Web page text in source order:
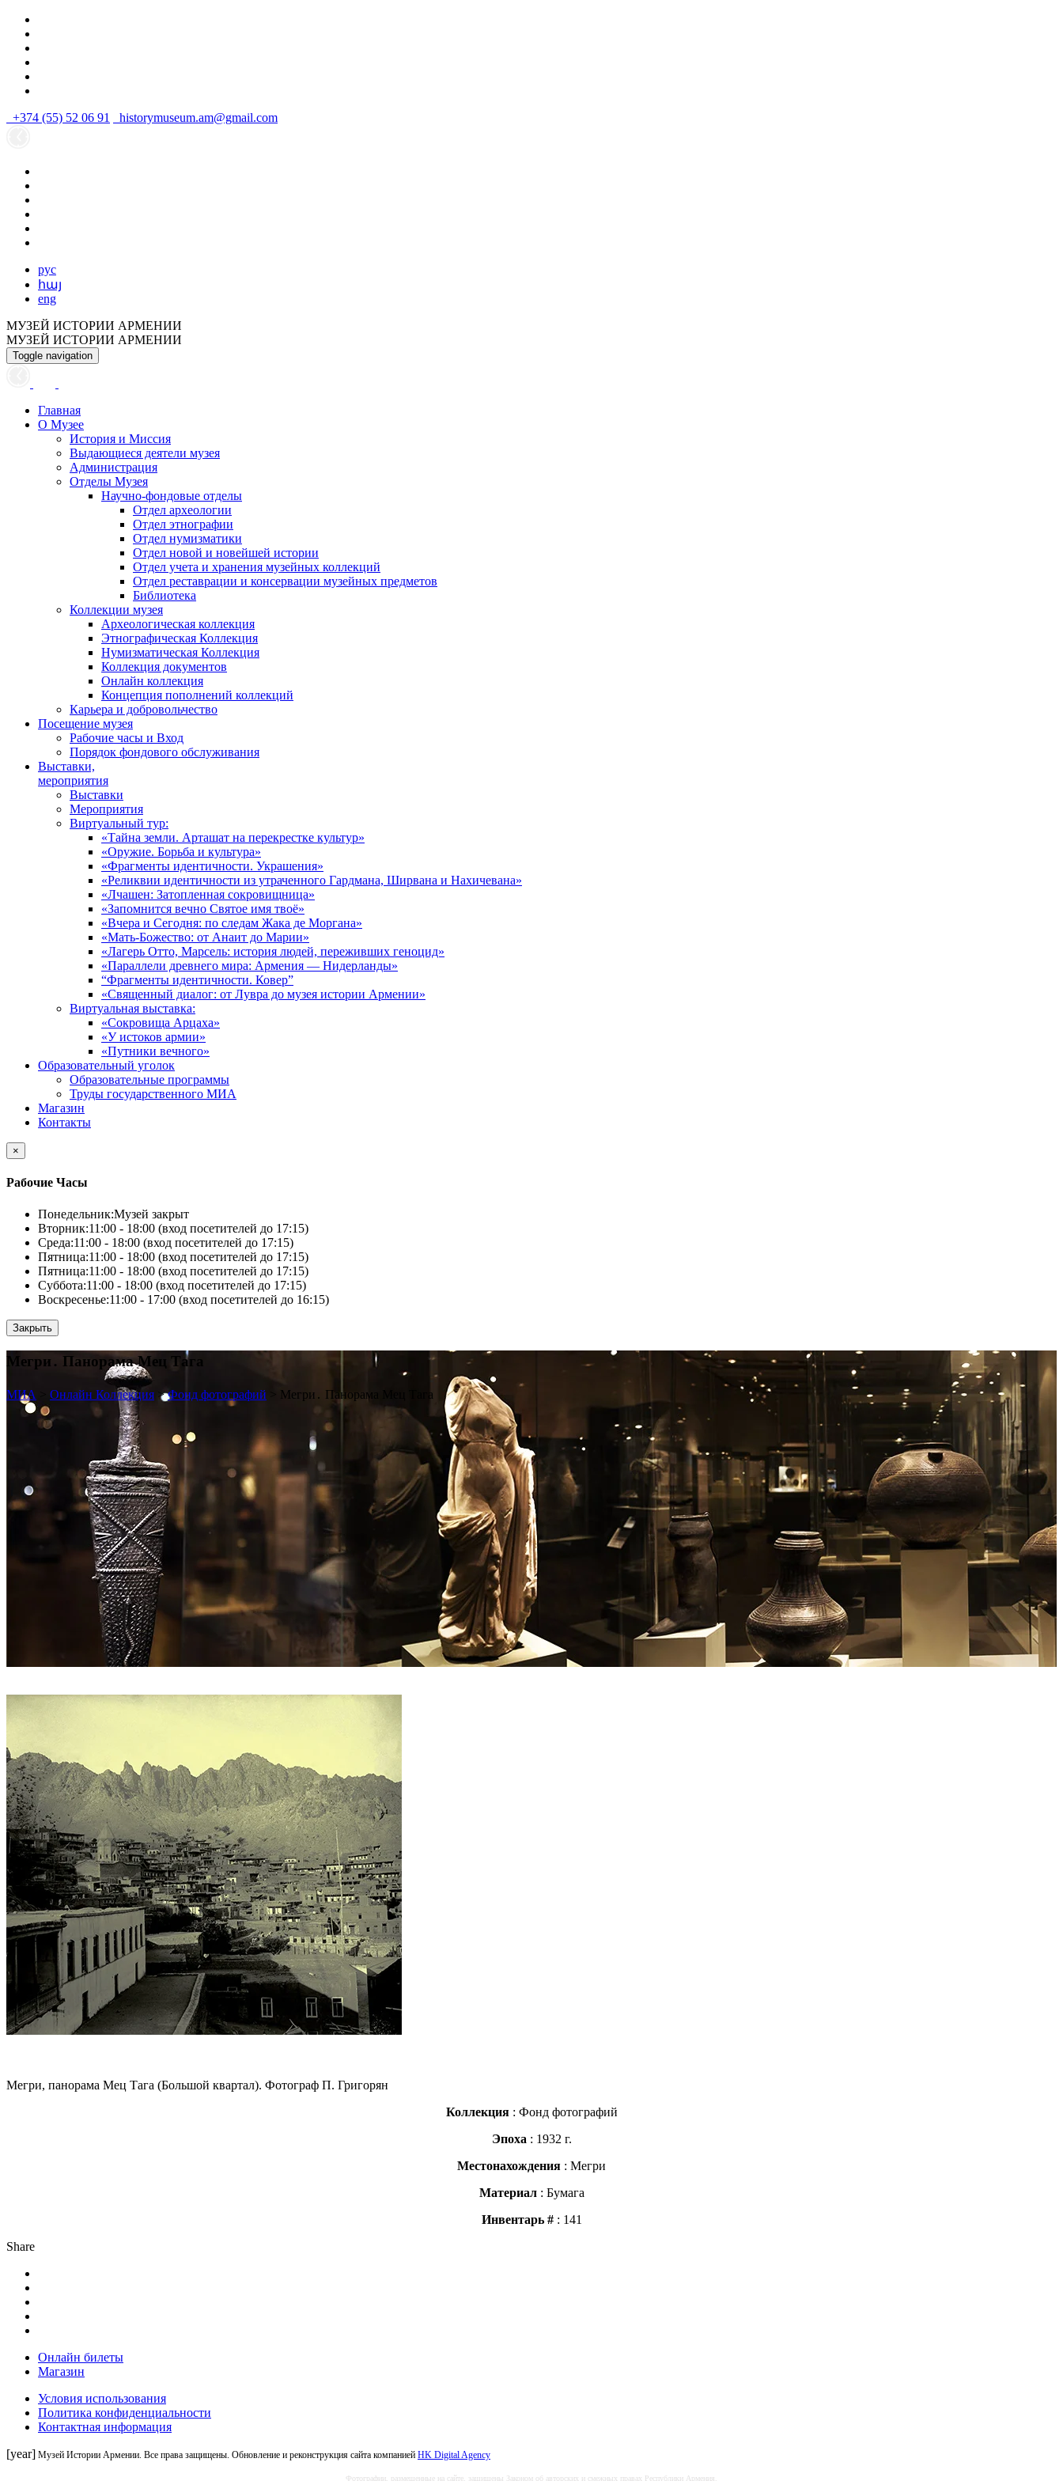
+374 (55) 52 06 91 historymuseum.am@gmail.com
рус
հայ
eng
МУЗЕЙ ИСТОРИИ АРМЕНИИ
МУЗЕЙ ИСТОРИИ АРМЕНИИ
Toggle navigation
Главная
О Музее
История и Миссия
Выдающиеся деятели музея
Администрация
Отделы Музея
Научно-фондовые отделы
Отдел археологии
Отдел этнографии
Отдел нумизматики
Отдел новой и новейшей истории
Отдел учета и хранения музейных коллекций
Отдел реставрации и консервации музейных предметов
Библиотека
Коллекции музея
Археологическая коллекция
Этнографическая Коллекция
Нумизматическая Коллекция
Коллекция документов
Онлайн коллекция
Концепция пополнений коллекций
Карьера и добровольчество
Посещение музея
Рабочие часы и Вход
Порядок фондового обслуживания
Выставки,
мероприятия
Выставки
Мероприятия
Виртуальный тур:
«Тайна земли. Арташат на перекрестке культур»
«Оружие. Борьба и культура»
«Фрагменты идентичности. Украшения»
«Реликвии идентичности из утраченного Гардмана, Ширвана и Нахичевана»
«Лчашен: Затопленная сокровищница»
«Запомнится вечно Святое имя твоё»
«Вчера и Сегодня: по следам Жака де Моргана»
«Мать-Божество: от Анаит до Марии»
«Лагерь Отто, Марсель: история людей, переживших геноцид»
«Параллели древнего мира: Армения — Нидерланды»
“Фрагменты идентичности. Ковер”
«Священный диалог: от Лувра до музея истории Армении»
Виртуальная выставка:
«Сокровища Арцаха»
«У истоков армии»
«Путники вечного»
Образовательный уголок
Образовательные программы
Труды государственного МИА
Магазин
Контакты
×
Рабочие Часы
Понедельник:Музей закрыт
Вторник:11:00 - 18:00 (вход посетителей до 17:15)
Среда:11:00 - 18:00 (вход посетителей до 17:15)
Пятница:11:00 - 18:00 (вход посетителей до 17:15)
Пятница:11:00 - 18:00 (вход посетителей до 17:15)
Суббота:11:00 - 18:00 (вход посетителей до 17:15)
Воскресенье:11:00 - 17:00 (вход посетителей до 16:15)
Закрыть
Мегри․ Панорама Мец Тага
МИА Онлайн Коллекция >Фонд фотографий > Мегри․ Панорама Мец Тага
Мегри, панорама Мец Тага (Большой квартал). Фотограф П. Григорян
Коллекция: Фонд фотографий
Эпоха : 1932 г.
Местонахождения : Мегри
Материал: Бумага
Инвентарь #: 141
Share
Онлайн билеты
Магазин
Условия использования
Политика конфиденциальности
Контактная информация
[year] Музей Истории Армении. Все права защищены. Обновление и реконструкция сайта компанией HK Digital Agency
Фотографии, размещенные на сайте, защищены Законом об авторских и смежных правах Республики Армения.